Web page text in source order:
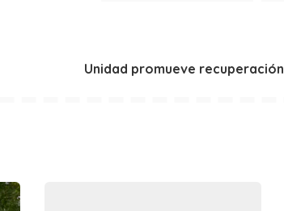
Unidad promueve